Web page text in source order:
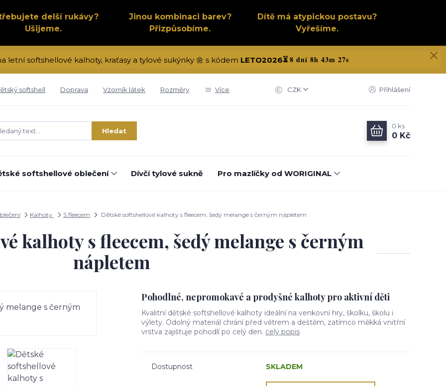
delší rukávy?
Ušijeme.
Jinou kombinaci barev?
Přizpůsobíme.
Dítě má atypickou postavu?
Vyřešíme.
letní softshellové kalhoty, kraťasy a tylové sukýnky 🌼 s kódem LETO2026⏳8 dní 8h 43m 26s
softshell Doprava Vzorník látek Rozměry Více CZK Přihlášení
Hledat
0 ks
0 Kč
softshellové oblečení Dívčí tylové sukně Pro mazlíčky od WORIGINAL
Kalhoty S fleecem Dětské softshellové kalhoty s fleecem, šedý melange s černým nápletem
kalhoty s fleecem, šedý melange s černým
nápletem
Pohodlné, nepromokavé a prodyšné kalhoty pro aktivní děti
Kvalitní dětské softshellové kalhoty ideální na venkovní hry, školku, školu i
výlety. Odolný materiál chrání před větrem a deštěm, zatímco měkká vnitřní
vrstva zajišťuje pohodlí po celý den. celý popis
Dostupnost SKLADEM